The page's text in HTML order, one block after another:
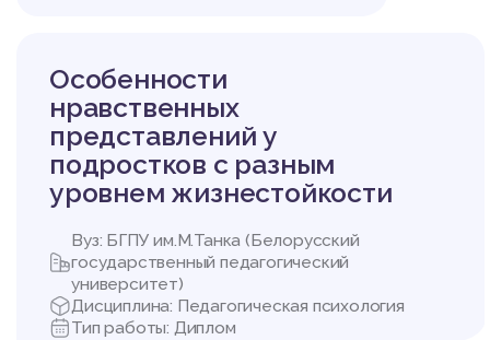
В теории
тными
баланса между
предъявляемыми к
– вхождение в
Особенности
нравственных
представлений у
подростков с разным
уровнем жизнестойкости
Вуз: БГПУ им.М.Танка (Белорусский
государственный педагогический
университет)
Дисциплина: Педагогическая психология
Тип работы: Диплом